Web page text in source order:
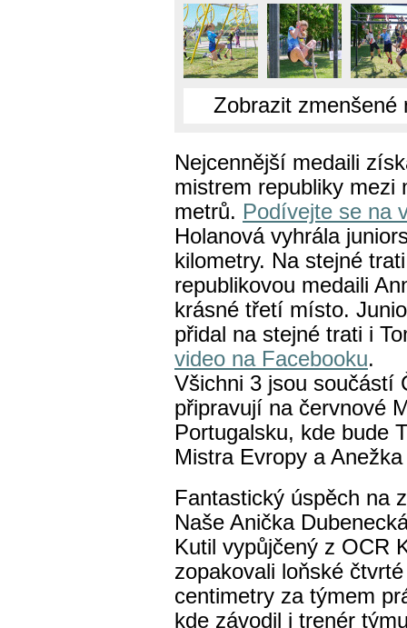
Zobrazit zmenšené
Nejcennější medaili
mistrem republiky mezi
metrů. Podívejte se na
Holanová vyhrála
kilometry. Na stejné
republikovou medaili
krásné třetí místo.
přidal na stejné trati i
video na Facebooku.
Všichni 3 jsou součástí
připravují na červnové
Portugalsku, kde bude
Mistra Evropy a
Fantastický úspěch na
Naše Anička
Kutil vypůjčený z OCR
zopakovali loňské
centimetry za týmem
kde závodil i trenér